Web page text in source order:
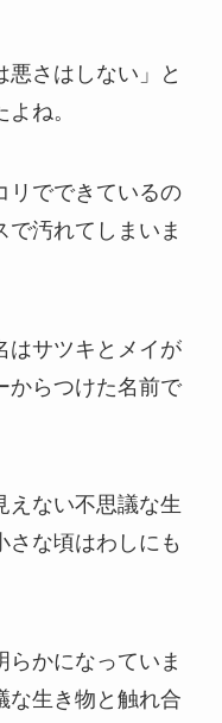
悪さはしない」と
ね。
リでできているの
で汚れてしまいま
はサツキとメイが
からつけた名前で
えない不思議な生
さな頃はわしにも
らかになっていま
な生き物と触れ合